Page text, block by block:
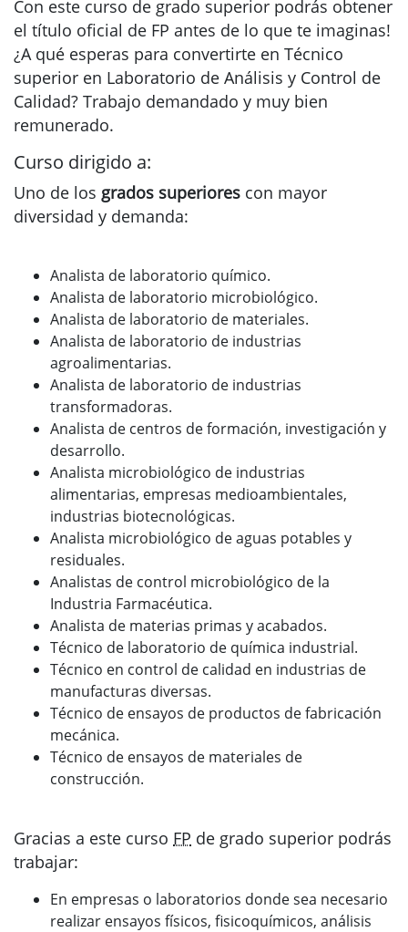
Con este curso de grado superior podrás obtener
el título oficial de FP antes de lo que te imaginas!
¿A qué esperas para convertirte en Técnico
superior en Laboratorio de Análisis y Control de
Calidad? Trabajo demandado y muy bien
remunerado.
Curso dirigido a:
Uno de los grados superiores con mayor
diversidad y demanda:
Analista de laboratorio químico.
Analista de laboratorio microbiológico.
Analista de laboratorio de materiales.
Analista de laboratorio de industrias
agroalimentarias.
Analista de laboratorio de industrias
transformadoras.
Analista de centros de formación, investigación y
desarrollo.
Analista microbiológico de industrias
alimentarias, empresas medioambientales,
industrias biotecnológicas.
Analista microbiológico de aguas potables y
residuales.
Analistas de control microbiológico de la
Industria Farmacéutica.
Analista de materias primas y acabados.
Técnico de laboratorio de química industrial.
Técnico en control de calidad en industrias de
manufacturas diversas.
Técnico de ensayos de productos de fabricación
mecánica.
Técnico de ensayos de materiales de
construcción.
Gracias a este curso FP de grado superior podrás
trabajar:
En empresas o laboratorios donde sea necesario
realizar ensayos físicos, fisicoquímicos, análisis